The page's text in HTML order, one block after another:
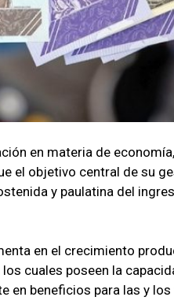
en materia de
el objetivo central de su
y paulatina del
en el crecimiento
cuales poseen la
en beneficios para las y